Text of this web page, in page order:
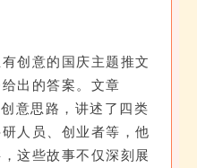
创意的国庆主题推文
出的答案。文章
意思路，讲述了四类
人员、创业者等，他
这些故事不仅深刻展